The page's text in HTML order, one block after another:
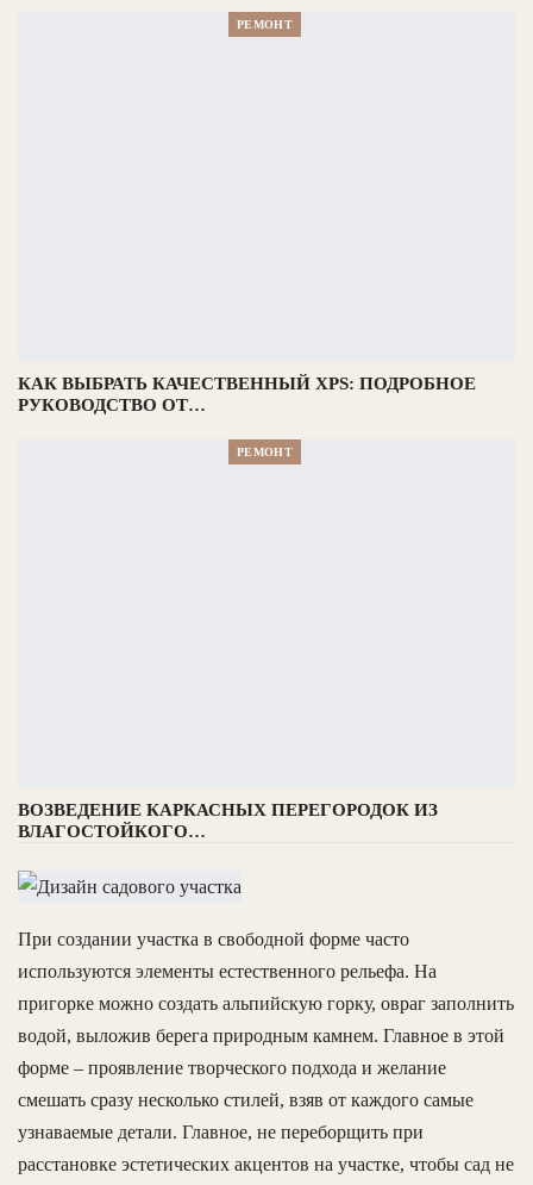
РЕМОНТ
КАК ВЫБРАТЬ КАЧЕСТВЕННЫЙ XPS: ПОДРОБНОЕ
РУКОВОДСТВО ОТ…
РЕМОНТ
ВОЗВЕДЕНИЕ КАРКАСНЫХ ПЕРЕГОРОДОК ИЗ
ВЛАГОСТОЙКОГО…
При создании участка в свободной форме часто
используются элементы естественного рельефа. На
пригорке можно создать альпийскую горку, овраг заполнить
водой, выложив берега природным камнем. Главное в этой
форме – проявление творческого подхода и желание
смешать сразу несколько стилей, взяв от каждого самые
узнаваемые детали. Главное, не переборщить при
расстановке эстетических акцентов на участке, чтобы сад не